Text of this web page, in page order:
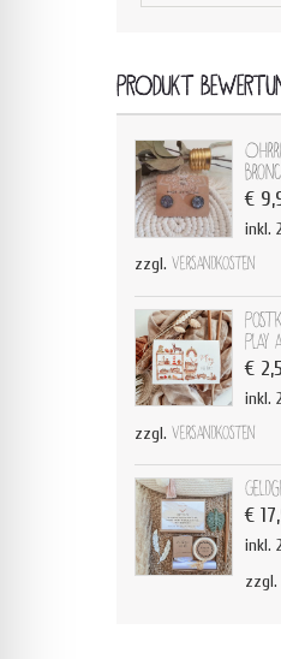
PRODUKT
€
inkl.
zzgl. Versandkosten
Play
€
inkl.
zzgl. Versandkosten
€
inkl.
zzgl.